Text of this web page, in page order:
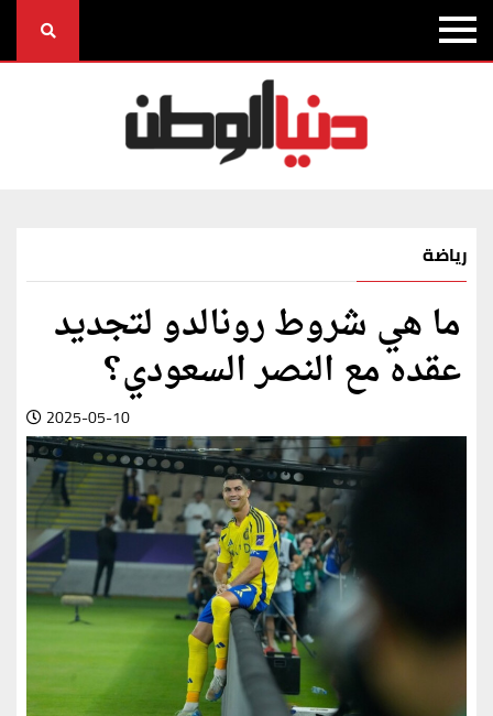
رياضة
ما هي شروط رونالدو لتجديد
عقده مع النصر السعودي؟
2025-05-10